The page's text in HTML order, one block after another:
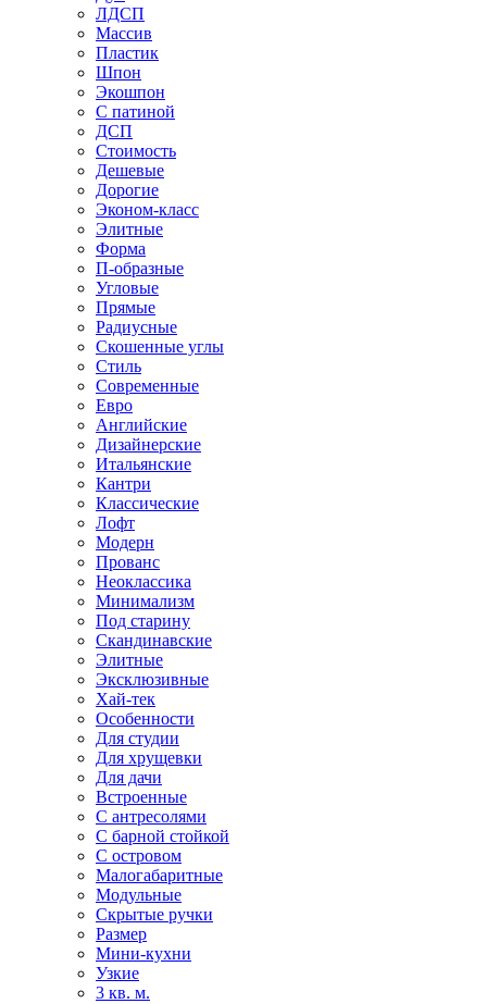
ЛДСП
Массив
Пластик
Шпон
Экошпон
С патиной
ДСП
Стоимость
Дешевые
Дорогие
Эконом-класс
Элитные
Форма
П-образные
Угловые
Прямые
Радиусные
Скошенные углы
Стиль
Современные
Евро
Английские
Дизайнерские
Итальянские
Кантри
Классические
Лофт
Модерн
Прованс
Неоклассика
Минимализм
Под старину
Скандинавские
Элитные
Эксклюзивные
Хай-тек
Особенности
Для студии
Для хрущевки
Для дачи
Встроенные
С антресолями
С барной стойкой
С островом
Малогабаритные
Модульные
Скрытые ручки
Размер
Мини-кухни
Узкие
3 кв. м.